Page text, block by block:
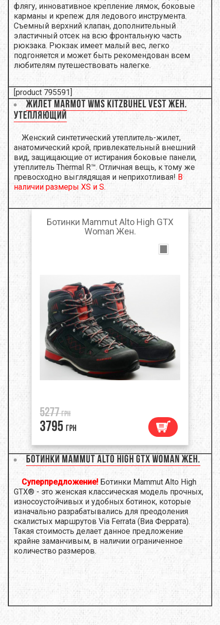
флягу, инновативное крепление лямок, боковые
карманы и крепеж для ледового инструмента.
Cъемный верхний клапан, дополнительный
эластичный отсек на всю фронтальную часть
рюкзака. Рюкзак имеет малый вес, легко
подгоняется и может быть рекомендован всем
любителям путешествовать налегке.
[product 795591]
Жилет Marmot Wms Kitzbuhel Vest жен.
утепляющий
Женский синтетический утеплитель-жилет,
анатомический крой, привлекательный внешний
вид, защищающие от истирания боковые панели,
утеплитель Thermal R™. Отличная вещь, к тому же
превосходно выглядящая и неприхотливая! В
наличии размеры XS и S.
Ботинки Mammut Alto High GTX
Woman Жен.
5277 грн
3795 грн
Ботинки Mammut Alto High GTX Woman Жен.
Суперпредложение! Ботинки Mammut Alto High
GTX® - это женская классическая модель прочных,
износоустойчивых и удобных ботинок, которые
изначально разрабатывались для преодоления
скалистых маршрутов Via Ferrata (Виа Феррата).
Такая стоимость делает данное предложение
крайне заманчивым, в наличии ограниченное
количество размеров.